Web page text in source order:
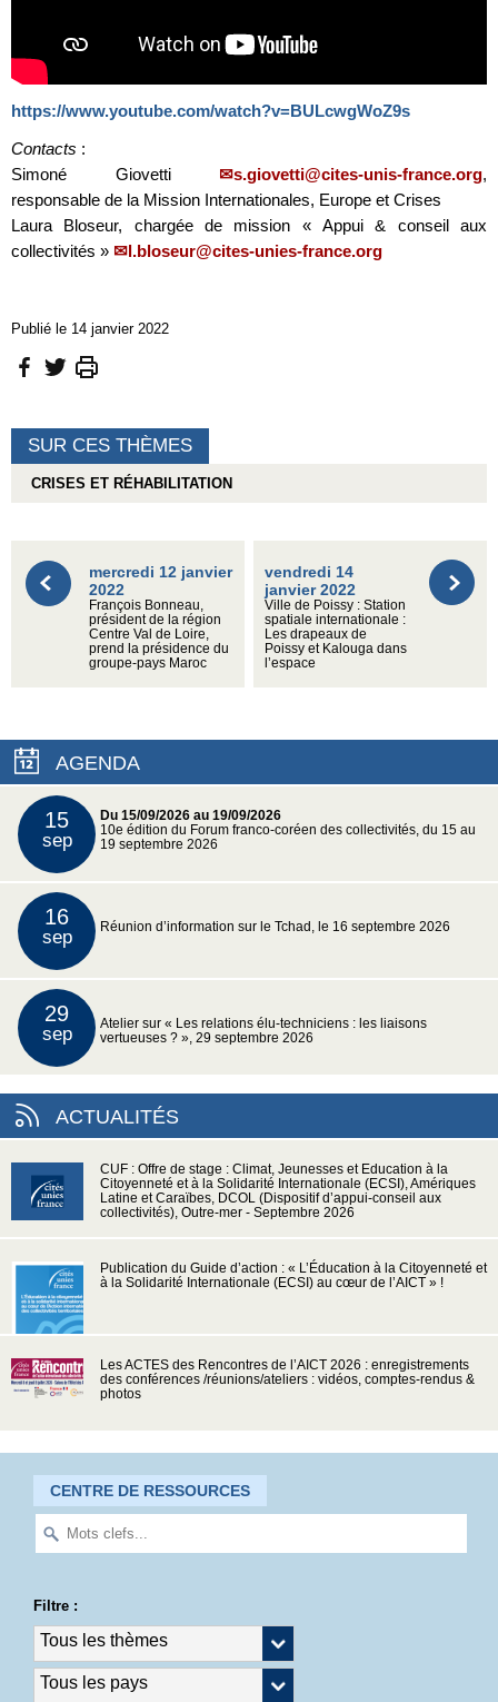
https://www.youtube.com/watch?v=BULcwgWoZ9s
Contacts :
Simoné Giovetti
s.giovetti@cites-unis-france.org,
responsable de la Mission Internationales, Europe et Crises
Laura Bloseur, chargée de mission « Appui & conseil aux
collectivités »
l.bloseur@cites-unies-france.org
Publié le 14 janvier 2022
SUR CES THÈMES
CRISES ET RÉHABILITATION
mercredi 12 janvier
2022
François Bonneau,
président de la région
Centre Val de Loire,
prend la présidence du
groupe-pays Maroc
vendredi 14
janvier 2022
Ville de Poissy : Station
spatiale internationale :
Les drapeaux de
Poissy et Kalouga dans
l’espace
AGENDA
15
sep
Du 15/09/2026 au 19/09/2026
10e édition du Forum franco-coréen des collectivités, du 15 au
19 septembre 2026
16
sep Réunion d’information sur le Tchad, le 16 septembre 2026
29
sep
Atelier sur « Les relations élu-techniciens : les liaisons
vertueuses ? », 29 septembre 2026
ACTUALITÉS
CUF : Offre de stage : Climat, Jeunesses et Education à la
Citoyenneté et à la Solidarité Internationale (ECSI), Amériques
Latine et Caraïbes, DCOL (Dispositif d’appui-conseil aux
collectivités), Outre-mer - Septembre 2026
Publication du Guide d’action : « L’Éducation à la Citoyenneté et
à la Solidarité Internationale (ECSI) au cœur de l’AICT » !
Les ACTES des Rencontres de l’AICT 2026 : enregistrements
des conférences /réunions/ateliers : vidéos, comptes-rendus &
photos
CENTRE DE RESSOURCES
Filtre :